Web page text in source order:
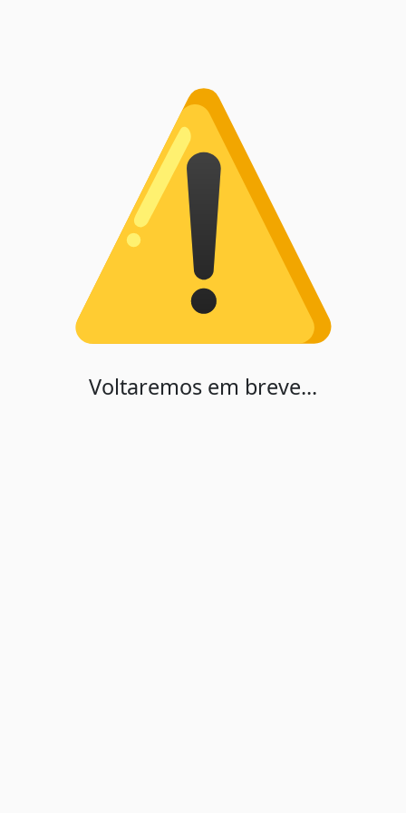
Voltaremos em breve...